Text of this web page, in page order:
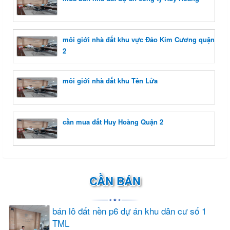
môi giới nhà đất khu vực Đảo Kim Cương quận
2
môi giới nhà đất khu Tên Lửa
cần mua đất Huy Hoàng Quận 2
CẦN BÁN
bán lô đất nền p6 dự án khu dân cư số 1
TML